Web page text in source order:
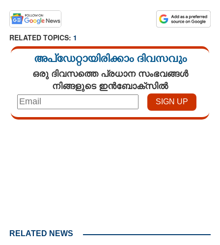
RELATED TOPICS: 1
അപ്ഡേറ്റായിരിക്കാം ദിവസവും
ഒരു ദിവസത്തെ പ്രധാന സംഭവങ്ങൾ
നിങ്ങളുടെ ഇൻബോക്സിൽ
RELATED NEWS